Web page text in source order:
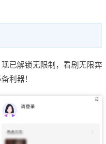
已解锁无限制，看剧无限奔
利器！